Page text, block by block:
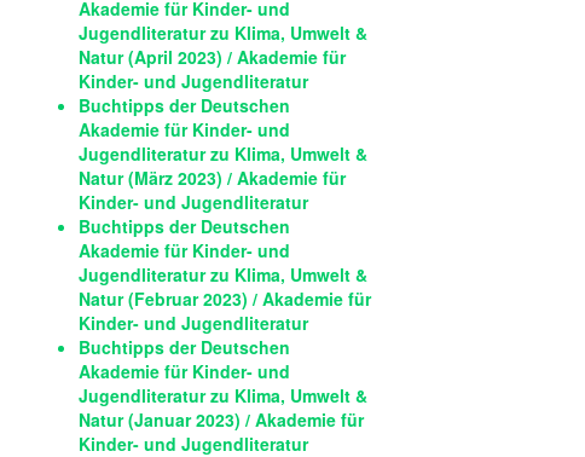
Akademie für Kinder- und
Jugendliteratur zu Klima, Umwelt &
Natur (April 2023) / Akademie für
Kinder- und Jugendliteratur
Buchtipps der Deutschen
Akademie für Kinder- und
Jugendliteratur zu Klima, Umwelt &
Natur (März 2023) / Akademie für
Kinder- und Jugendliteratur
Buchtipps der Deutschen
Akademie für Kinder- und
Jugendliteratur zu Klima, Umwelt &
Natur (Februar 2023) / Akademie für
Kinder- und Jugendliteratur
Buchtipps der Deutschen
Akademie für Kinder- und
Jugendliteratur zu Klima, Umwelt &
Natur (Januar 2023) / Akademie für
Kinder- und Jugendliteratur